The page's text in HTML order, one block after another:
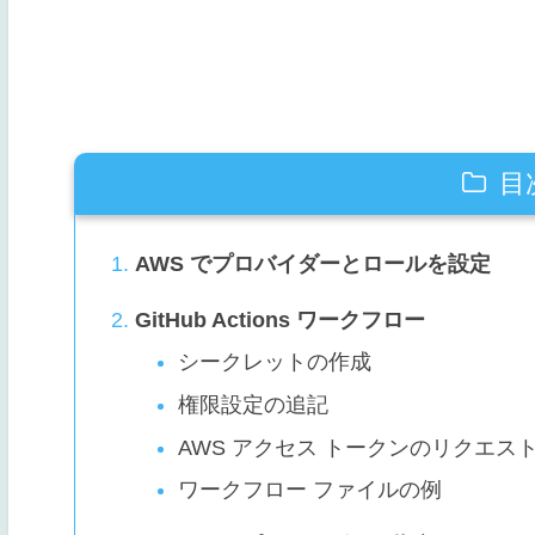
目
AWS でプロバイダーとロールを設定
GitHub Actions ワークフロー
シークレットの作成
権限設定の追記
AWS アクセス トークンのリクエス
ワークフロー ファイルの例